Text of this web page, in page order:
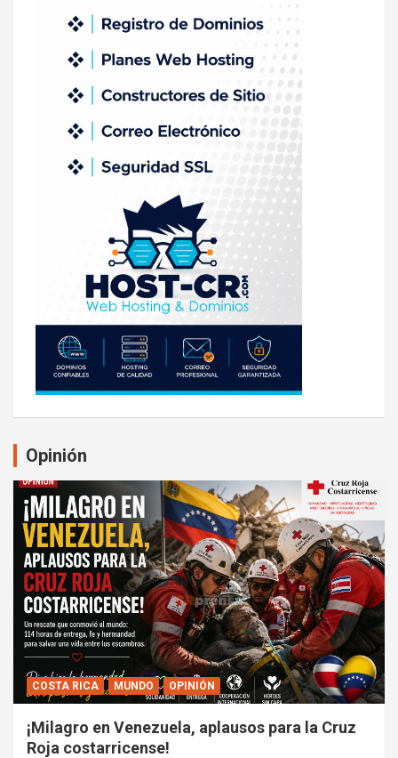
Opinión
COSTA RICA MUNDO OPINIÓN
¡Milagro en Venezuela, aplausos para la Cruz
Roja costarricense!